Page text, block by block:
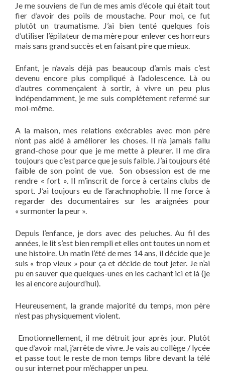
Je me souviens de l’un de mes amis d’école qui était tout
fier d’avoir des poils de moustache. Pour moi, ce fut
plutôt un traumatisme. J’ai bien tenté quelques fois
d’utiliser l’épilateur de ma mère pour enlever ces horreurs
mais sans grand succès et en faisant pire que mieux.
Enfant, je n’avais déjà pas beaucoup d’amis mais c’est
devenu encore plus compliqué à l’adolescence. Là ou
d’autres commençaient à sortir, à vivre un peu plus
indépendamment, je me suis complétement refermé sur
moi-même.
A la maison, mes relations exécrables avec mon père
n’ont pas aidé à améliorer les choses. Il n’a jamais fallu
grand-chose pour que je me mette à pleurer. Il me dira
toujours que c’est parce que je suis faible. J’ai toujours été
faible de son point de vue. Son obsession est de me
rendre « fort ». Il m’inscrit de force à certains clubs de
sport. J’ai toujours eu de l’arachnophobie. Il me force à
regarder des documentaires sur les araignées pour
« surmonter la peur ».
Depuis l’enfance, je dors avec des peluches. Au fil des
années, le lit s’est bien rempli et elles ont toutes un nom et
une histoire. Un matin l’été de mes 14 ans, il décide que je
suis « trop vieux » pour ça et décide de tout jeter. Je n’ai
pu en sauver que quelques-unes en les cachant ici et là (je
les ai encore aujourd’hui).
Heureusement, la grande majorité du temps, mon père
n’est pas physiquement violent.
Emotionnellement, il me détruit jour après jour. Plutôt
que d’avoir mal, j’arrête de vivre. Je vais au collège / lycée
et passe tout le reste de mon temps libre devant la télé
ou sur internet pour m’échapper un peu.